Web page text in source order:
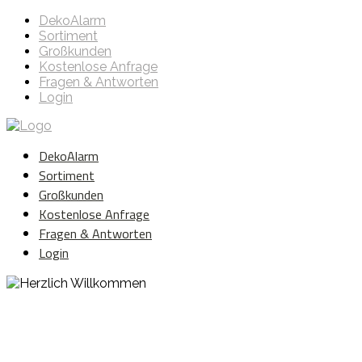
DekoAlarm
Sortiment
Großkunden
Kostenlose Anfrage
Fragen & Antworten
Login
DekoAlarm
Sortiment
Großkunden
Kostenlose Anfrage
Fragen & Antworten
Login